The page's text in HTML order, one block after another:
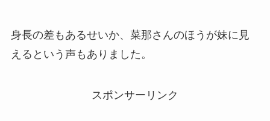
身長の差もあるせいか、菜那さんのほうが妹に見
えるという声もありました。
スポンサーリンク